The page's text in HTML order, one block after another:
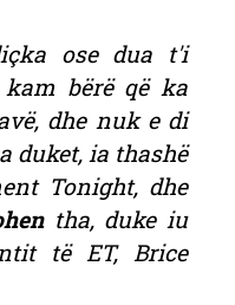
ose dua t'i
bërë që ka
dhe nuk e di
duket, ia thashë
Tonight, dhe
tha, duke iu
të ET, Brice